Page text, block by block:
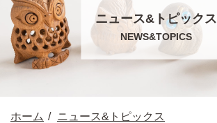
ニュース&トピックス
NEWS&TOPICS
ホーム
ニュース&トピックス